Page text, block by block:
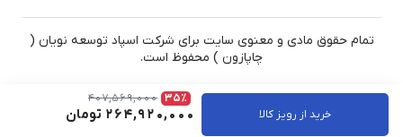
خرید از رویز کالا
35٪ 407,569,000
264,920,000 تومان
تمام حقوق مادی و معنوی سایت برای شرکت اسپاد توسعه نویان (
چاپازون ) محفوظ است.